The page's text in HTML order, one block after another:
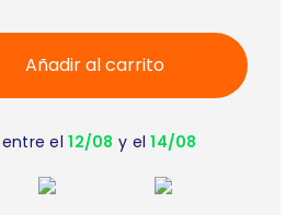
Añadir al carrito
entre el12/08 y el14/08